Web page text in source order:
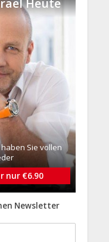
Heute
Sie vollen
nur €6.90
Newsletter